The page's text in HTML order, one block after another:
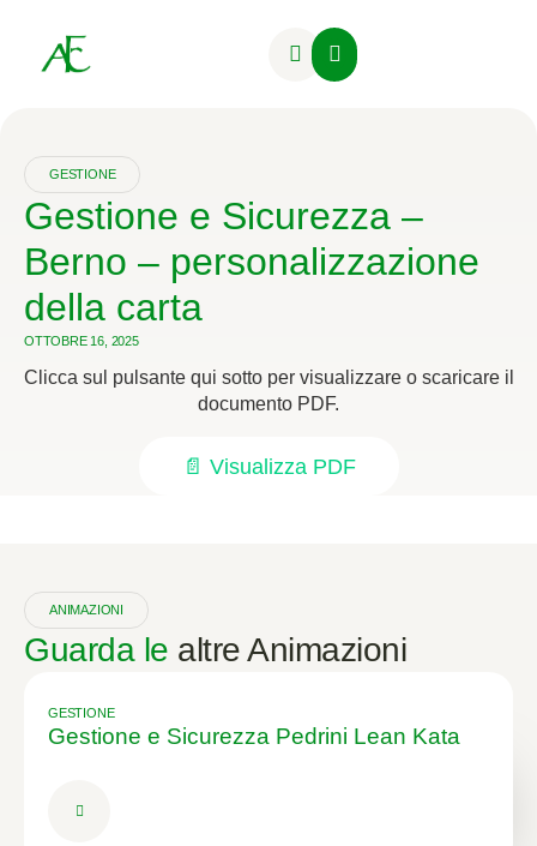
GESTIONE
Gestione e Sicurezza –
Berno – personalizzazione
della carta
OTTOBRE 16, 2025
Clicca sul pulsante qui sotto per visualizzare o scaricare il
documento PDF.
📄 Visualizza PDF
ANIMAZIONI
Guarda le altre Animazioni
GESTIONE
Gestione e Sicurezza Pedrini Lean Kata